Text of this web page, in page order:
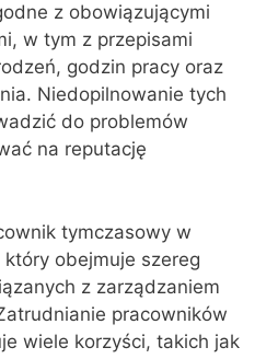
z obowiązującymi
w tym z przepisami
godzin pracy oraz
Niedopilnowanie tych
do problemów
na reputację
tymczasowy w
obejmuje szereg
z zarządzaniem
pracowników
wiele korzyści, takich jak